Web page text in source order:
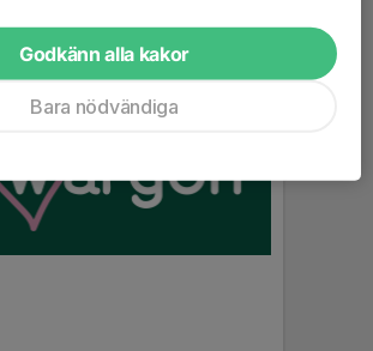
Godkänn alla kakor
Bara nödvändiga